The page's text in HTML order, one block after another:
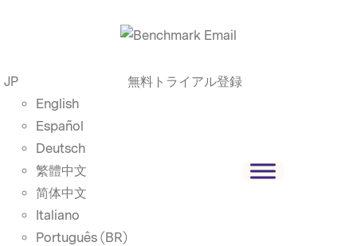
JP
English
Español
Deutsch
繁體中文
简体中文
Italiano
Português (BR)
無料トライアル登録